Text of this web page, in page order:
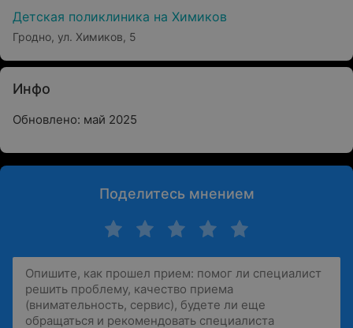
Детская поликлиника на Химиков
Гродно, ул. Химиков, 5
Инфо
Обновлено: май 2025
Поделитесь мнением